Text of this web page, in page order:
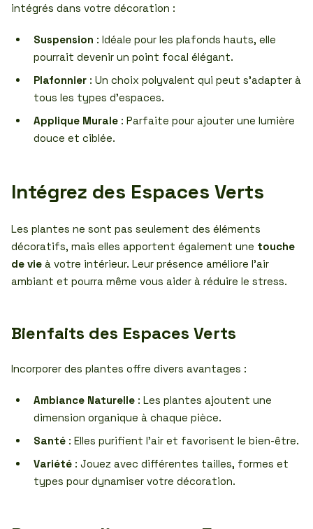
intégrés dans votre décoration :
Suspension : Idéale pour les plafonds hauts, elle
pourrait devenir un point focal élégant.
Plafonnier : Un choix polyvalent qui peut s’adapter à
tous les types d’espaces.
Applique Murale : Parfaite pour ajouter une lumière
douce et ciblée.
Intégrez des Espaces Verts
Les plantes ne sont pas seulement des éléments
décoratifs, mais elles apportent également une touche
de vie à votre intérieur. Leur présence améliore l’air
ambiant et pourra même vous aider à réduire le stress.
Bienfaits des Espaces Verts
Incorporer des plantes offre divers avantages :
Ambiance Naturelle : Les plantes ajoutent une
dimension organique à chaque pièce.
Santé : Elles purifient l’air et favorisent le bien-être.
Variété : Jouez avec différentes tailles, formes et
types pour dynamiser votre décoration.